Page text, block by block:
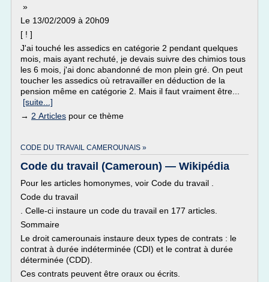
»
Le 13/02/2009 à 20h09
[ ! ]
J'ai touché les assedics en catégorie 2 pendant quelques
mois, mais ayant rechuté, je devais suivre des chimios tous
les 6 mois, j'ai donc abandonné de mon plein gré. On peut
toucher les assedics où retravailler en déduction de la
pension même en catégorie 2. Mais il faut vraiment être...
[suite...]
→ 2 Articles pour ce thème
CODE DU TRAVAIL CAMEROUNAIS »
Code du travail (Cameroun) — Wikipédia
Pour les articles homonymes, voir Code du travail .
Code du travail
. Celle-ci instaure un code du travail en 177 articles.
Sommaire
Le droit camerounais instaure deux types de contrats : le
contrat à durée indéterminée (CDI) et le contrat à durée
déterminée (CDD).
Ces contrats peuvent être oraux ou écrits.